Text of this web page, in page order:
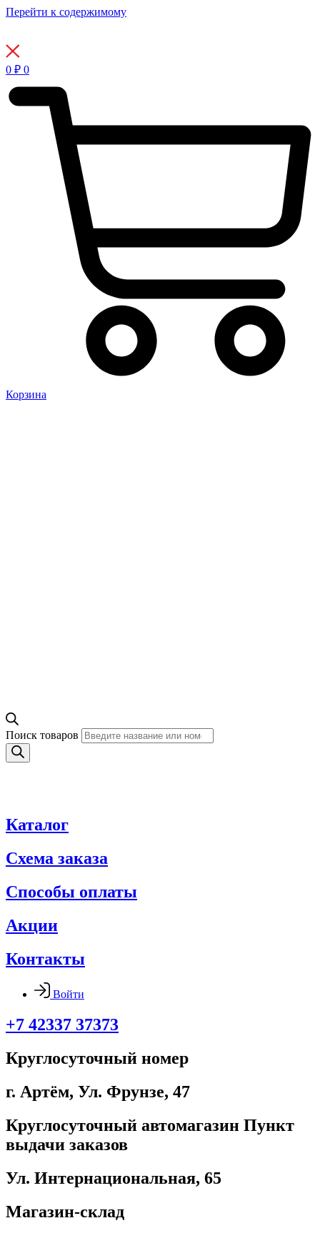
Перейти к содержимому
0 ₽ 0
Корзина
Поиск товаров
Каталог
Схема заказа
Способы оплаты
Акции
Контакты
Войти
+7 42337 37373
Круглосуточный номер
г. Артём, ​Ул. Фрунзе, 47
Круглосуточный автомагазин Пункт
выдачи заказов
Ул. Интернациональная, 65
Магазин-склад